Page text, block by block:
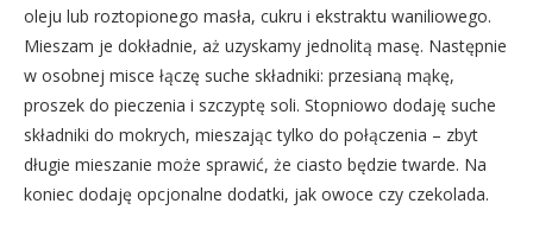
oleju lub roztopionego masła, cukru i ekstraktu waniliowego.
Mieszam je dokładnie, aż uzyskamy jednolitą masę. Następnie
w osobnej misce łączę suche składniki: przesianą mąkę,
proszek do pieczenia i szczyptę soli. Stopniowo dodaję suche
składniki do mokrych, mieszając tylko do połączenia – zbyt
długie mieszanie może sprawić, że ciasto będzie twarde. Na
koniec dodaję opcjonalne dodatki, jak owoce czy czekolada.